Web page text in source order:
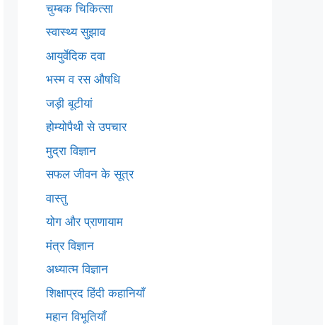
चुम्बक चिकित्सा
स्वास्थ्य सुझाव
आयुर्वेदिक दवा
भस्म व रस औषधि
जड़ी बूटीयां
होम्योपैथी से उपचार
मुद्रा विज्ञान
सफल जीवन के सूत्र
वास्तु
योग और प्राणायाम
मंत्र विज्ञान
अध्यात्म विज्ञान
शिक्षाप्रद हिंदी कहानियाँ
महान विभूतियाँ